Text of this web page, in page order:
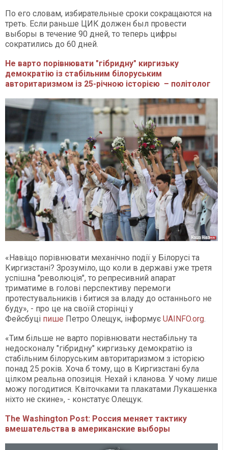
По его словам, избирательные сроки сокращаются на
треть. Если раньше ЦИК должен был провести
выборы в течение 90 дней, то теперь цифры
сократились до 60 дней.
Не варто порівнювати "гібридну" киргизьку
демократію із стабільним білоруським
авторитаризмом із 25-річною історією – політолог
«Навіщо порівнювати механічно події у Білорусі та
Киргизстані? Зрозуміло, що коли в державі уже третя
успішна "революція", то репресивний апарат
триматиме в голові перспективу перемоги
протестувальників і битися за владу до останнього не
буду», - про це на своїй сторінці у
Фейсбуці пише Петро Олещук, інформує UAINFO.org.
«Тим більше не варто порівнювати нестабільну та
недосконалу "гібридну" киргизьку демократію із
стабільним білоруським авторитаризмом з історією
понад 25 років. Хоча б тому, що в Киргизстані була
цілком реальна опозиція. Нехай і кланова. У чому лише
можу погодитися. Квіточками та плакатами Лукашенка
ніхто не скине», - констатує Олещук.
The Washington Post: Россия меняет тактику
вмешательства в американские выборы